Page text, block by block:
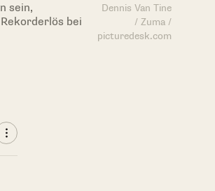
sein,
bei
Dennis Van Tine
/ Zuma /
picturedesk.com